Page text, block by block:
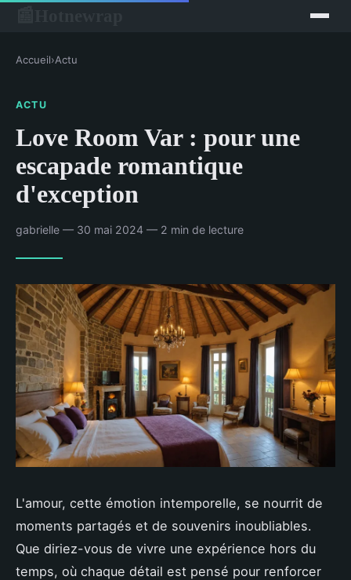
Accueil›Actu
ACTU
Love Room Var : pour une
escapade romantique
d'exception
gabrielle — 30 mai 2024 — 2 min de lecture
L'amour, cette émotion intemporelle, se nourrit de
moments partagés et de souvenirs inoubliables.
Que diriez-vous de vivre une expérience hors du
temps, où chaque détail est pensé pour renforcer